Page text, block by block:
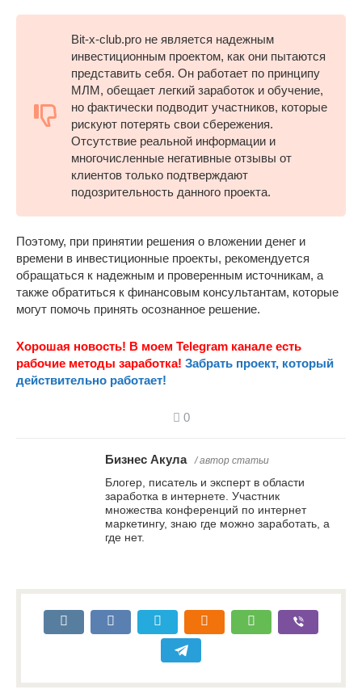
Bit-x-club.pro не является надежным
инвестиционным проектом, как они пытаются
представить себя. Он работает по принципу
МЛМ, обещает легкий заработок и обучение,
но фактически подводит участников, которые
рискуют потерять свои сбережения.
Отсутствие реальной информации и
многочисленные негативные отзывы от
клиентов только подтверждают
подозрительность данного проекта.
Поэтому, при принятии решения о вложении денег и
времени в инвестиционные проекты, рекомендуется
обращаться к надежным и проверенным источникам, а
также обратиться к финансовым консультантам, которые
могут помочь принять осознанное решение.
Хорошая новость! В моем Telegram канале есть
рабочие методы заработка! Забрать проект, который
действительно работает!
0
Бизнес Акула / автор статьи
Блогер, писатель и эксперт в области
заработка в интернете. Участник
множества конференций по интернет
маркетингу, знаю где можно заработать, а
где нет.